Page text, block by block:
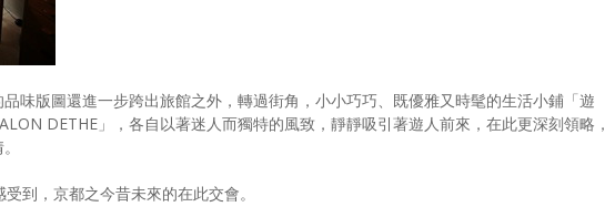
味版圖還進一步跨出旅館之外，轉過街角，小小巧巧、既優雅又時髦的生活小鋪「遊
DETHE」，各自以著迷人而獨特的風致，靜靜吸引著遊人前來，在此更深刻領略，
到，京都之今昔未來的在此交會。